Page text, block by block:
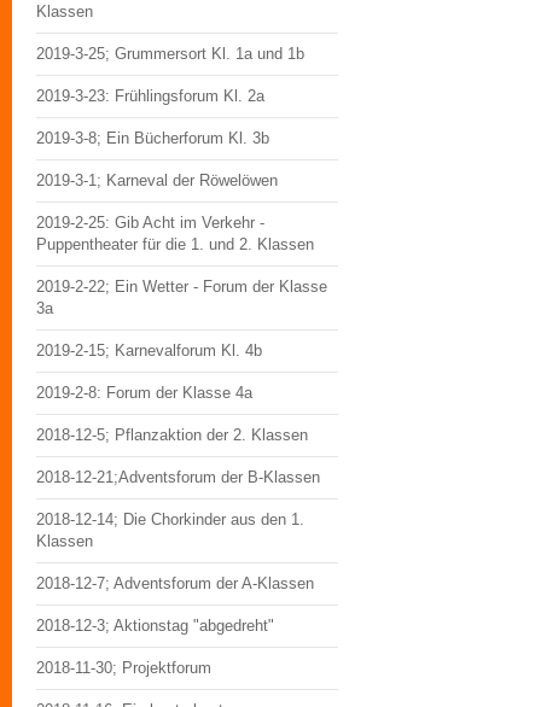
Klassen
2019-3-25; Grummersort Kl. 1a und 1b
2019-3-23: Frühlingsforum Kl. 2a
2019-3-8; Ein Bücherforum Kl. 3b
2019-3-1; Karneval der Röwelöwen
2019-2-25: Gib Acht im Verkehr -
Puppentheater für die 1. und 2. Klassen
2019-2-22; Ein Wetter - Forum der Klasse
3a
2019-2-15; Karnevalforum Kl. 4b
2019-2-8: Forum der Klasse 4a
2018-12-5; Pflanzaktion der 2. Klassen
2018-12-21;Adventsforum der B-Klassen
2018-12-14; Die Chorkinder aus den 1.
Klassen
2018-12-7; Adventsforum der A-Klassen
2018-12-3; Aktionstag "abgedreht"
2018-11-30; Projektforum